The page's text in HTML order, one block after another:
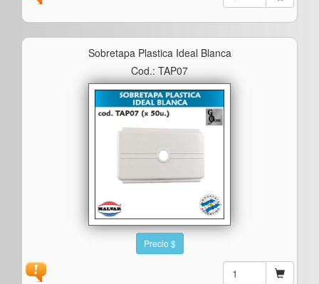
Sobretapa Plastica Ideal Blanca
Cod.: TAP07
Precio $